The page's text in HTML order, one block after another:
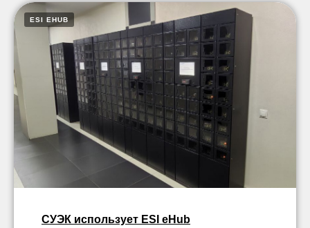
ESI EHUB
СУЭК использует ESI eHub